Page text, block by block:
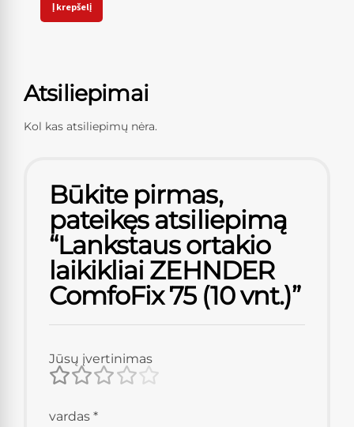
Į krepšelį
Atsiliepimai
Kol kas atsiliepimų nėra.
Būkite pirmas,
pateikęs atsiliepimą
“Lankstaus ortakio
laikikliai ZEHNDER
ComfoFix 75 (10 vnt.)”
Jūsų įvertinimas
vardas *